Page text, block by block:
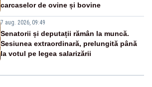
carcaselor de ovine și bovine
7 aug. 2026, 09:49
Senatorii și deputații rămân la muncă.
Sesiunea extraordinară, prelungită până
la votul pe legea salarizării